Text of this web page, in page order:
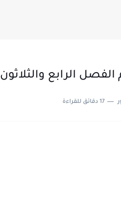
والثلاثون 34 بقلم شهد الدليمي
17 دقائق للقراءة